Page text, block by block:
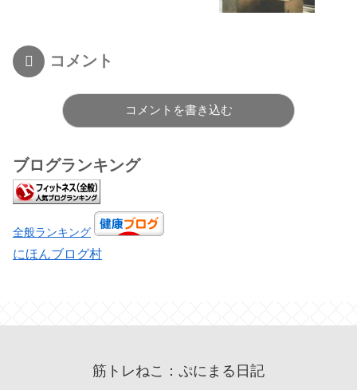
コメント
コメントを書き込む
ブログランキング
全般ランキング
にほんブログ村
筋トレねこ：ぷにまる日記